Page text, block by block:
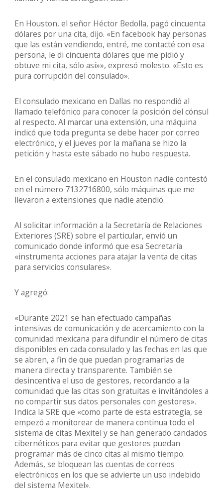
En Houston, el señor Héctor Bedolla, pagó cincuenta
dólares por una cita, dijo. «En facebook hay personas
que las están vendiendo, entré, me contacté con esa
persona, le di cincuenta dólares que me pidió y
obtuve mi cita, sólo así»», expresó molesto. «Esto es
pura corrupción del consulado».
El consulado mexicano en Dallas no respondió al
llamado telefónico para conocer la posición del cónsul
al respecto. Al marcar una extensión, una máquina
indicó que toda pregunta se debe hacer por correo
electrónico, y el jueves por la mañana se hizo la
petición y hasta este sábado no hubo respuesta.
En el consulado mexicano en Houston nadie contestó
en el número 7132716800, sólo máquinas que me
llevaron a extensiones que nadie atendió.
Al solicitar información a la Secretaría de Relaciones
Exteriores (SRE) sobre el particular, envió un
comunicado donde informó que esa Secretaría
«instrumenta acciones para atajar la venta de citas
para servicios consulares».
Y agregó:
«Durante 2021 se han efectuado campañas
intensivas de comunicación y de acercamiento con la
comunidad mexicana para difundir el número de citas
disponibles en cada consulado y las fechas en las que
se abren, a fin de que puedan programarlas de
manera directa y transparente. También se
desincentiva el uso de gestores, recordando a la
comunidad que las citas son gratuitas e invitándoles a
no compartir sus datos personales con gestores».
Indica la SRE que «como parte de esta estrategia, se
empezó a monitorear de manera continua todo el
sistema de citas Mexitel y se han generado candados
cibernéticos para evitar que gestores puedan
programar más de cinco citas al mismo tiempo.
Además, se bloquean las cuentas de correos
electrónicos en los que se advierte un uso indebido
del sistema Mexitel».